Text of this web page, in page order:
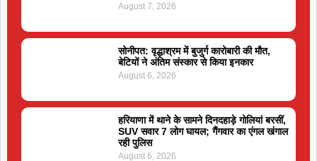
August 7, 2026
सोनीपत: वृद्धाश्रम में बुजुर्ग कारोबारी की मौत,
बेटियों ने अंतिम संस्कार से किया इनकार
August 6, 2026
हरियाणा में थाने के सामने दिनदहाड़े गोलियां बरसीं,
SUV सवार 7 लोग घायल; गैंगवार का एंगल खंगाल
रही पुलिस
August 6, 2026